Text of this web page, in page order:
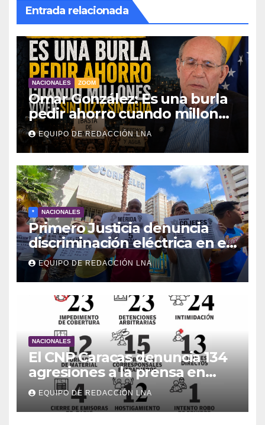
Entrada relacionada
NACIONALES ZOOM
Omar González: Es una burla
pedir ahorro cuando millones
viven sin luz y sin agua
EQUIPO DE REDACCIÓN LNA
* NACIONALES
Primero Justicia denuncia
discriminación eléctrica en el
interior del país
EQUIPO DE REDACCIÓN LNA
NACIONALES
El CNP Caracas denuncia 134
agresiones a la prensa en
2026
EQUIPO DE REDACCIÓN LNA